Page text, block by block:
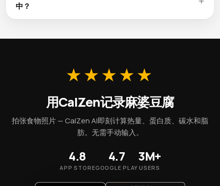
和热量110 kcal形成有益补充。
多样、共享交流，而非大份独食。在点心场合，麻婆豆腐通常
量往往是通过积少成多的方式累积起来的。
中？
特的风味正是通过这种多维味觉结构来实现的，而非一味增加
脂肪或糖分来提升适口性。★★★★★
用CalZen记录麻婆豆腐
拍张食物照片 — CalZen AI即刻计算热量、蛋白质、碳水和脂
肪。无需手动输入。
4.8
APP STORE
4.7
GOOGLE PLAY
3M+
USERS